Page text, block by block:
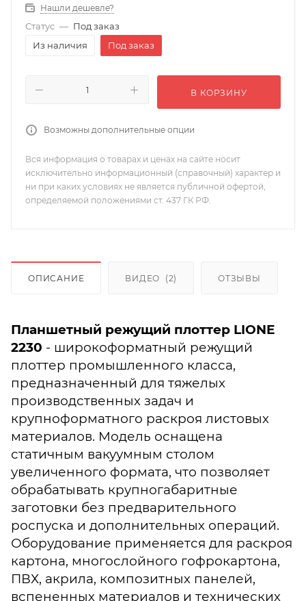
Нашли дешевле?
Статус — Под заказ
Из наличия
Под заказ
В КОРЗИНУ
Возможны дополнительные опции
Вся информация о товарах и ценах на сайте носит
исключительно информационный (справочный) характер и
ни при каких условиях не является публичной офертой,
определяемой положениями ст. 437 ГК РФ.
ОПИСАНИЕ ВИДЕО (2) ОТЗЫВЫ
Планшетный режущий плоттер LIONE
2230 - широкоформатный режущий
плоттер промышленного класса,
предназначенный для тяжелых
производственных задач и
крупноформатного раскроя листовых
материалов. Модель оснащена
статичным вакуумным столом
увеличенного формата, что позволяет
обрабатывать крупногабаритные
заготовки без предварительного
роспуска и дополнительных операций.
Оборудование применяется для раскроя
картона, многослойного гофрокартона,
ПВХ, акрила, композитных панелей,
вспененных материалов и технических